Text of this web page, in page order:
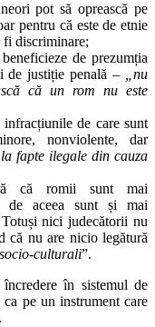
pot să oprească pe
pentru că este de etnie
fi discriminare;
de prezumția
de justiție penală –
„nu
că un rom nu este
de care sunt
nonviolente, dar
fapte ilegale din cauza
că romii sunt mai
de aceea sunt și mai
nici judecătorii nu
că nu are nicio legătură
culturali”.
în sistemul de
pe un instrument care